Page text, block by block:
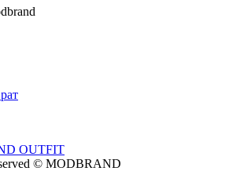
OUTFIT
© MODBRAND